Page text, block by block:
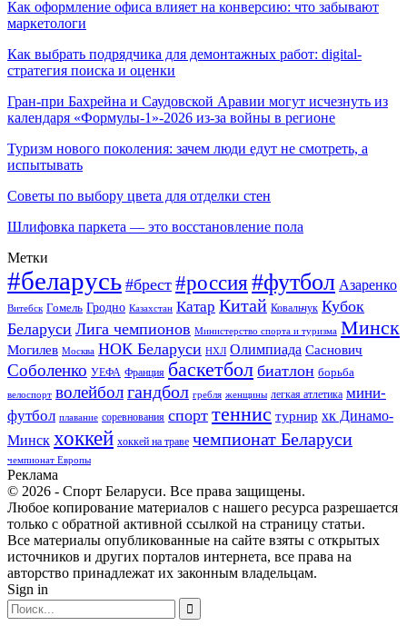
Как оформление офиса влияет на конверсию: что забывают
маркетологи
Как выбрать подрядчика для демонтажных работ: digital-
стратегия поиска и оценки
Гран-при Бахрейна и Саудовской Аравии могут исчезнуть из
календаря «Формулы-1»-2026 из-за войны в регионе
Туризм нового поколения: зачем люди едут не смотреть, а
испытывать
Советы по выбору цвета для отделки стен
Шлифовка паркета — это восстановление пола
Метки
#беларусь #брест #россия#футбол Азаренко
Витебск Гомель Гродно Казахстан Катар Китай Ковальчук Кубок
Беларуси Лига чемпионов Министерство спорта и туризма Минск
Могилев Москва НОК Беларуси НХЛ Олимпиада Саснович
Соболенко УЕФА Франция баскетбол биатлон борьба
велоспорт волейболгандбол гребля женщины легкая атлетика мини-
футбол плавание соревнования спорт теннис турнир хк Динамо-
Минск хоккей хоккей на траве чемпионат Беларуси
чемпионат Европы
Реклама
© 2026 - Спорт Беларуси. Все права защищены.
Любое копирование материалов с нашего ресурса разрешается
только с обратной активной ссылкой на страницу статьи.
Все материалы опубликованные на сайте взяты с открытых
источников и других порталов интернета, все права на
авторство принадлежат их законным владельцам.
Sign in